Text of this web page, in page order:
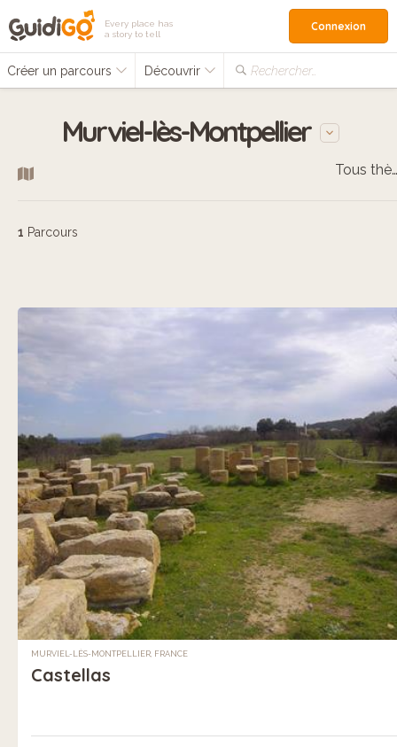
Every place has
a story to tell
Créer un parcours Découvrir Rechercher…
Connexion
Murviel-lès-Montpellier
Tous thèmes
1 Parcours
MURVIEL-LÈS-MONTPELLIER, FRANCE
Castellas